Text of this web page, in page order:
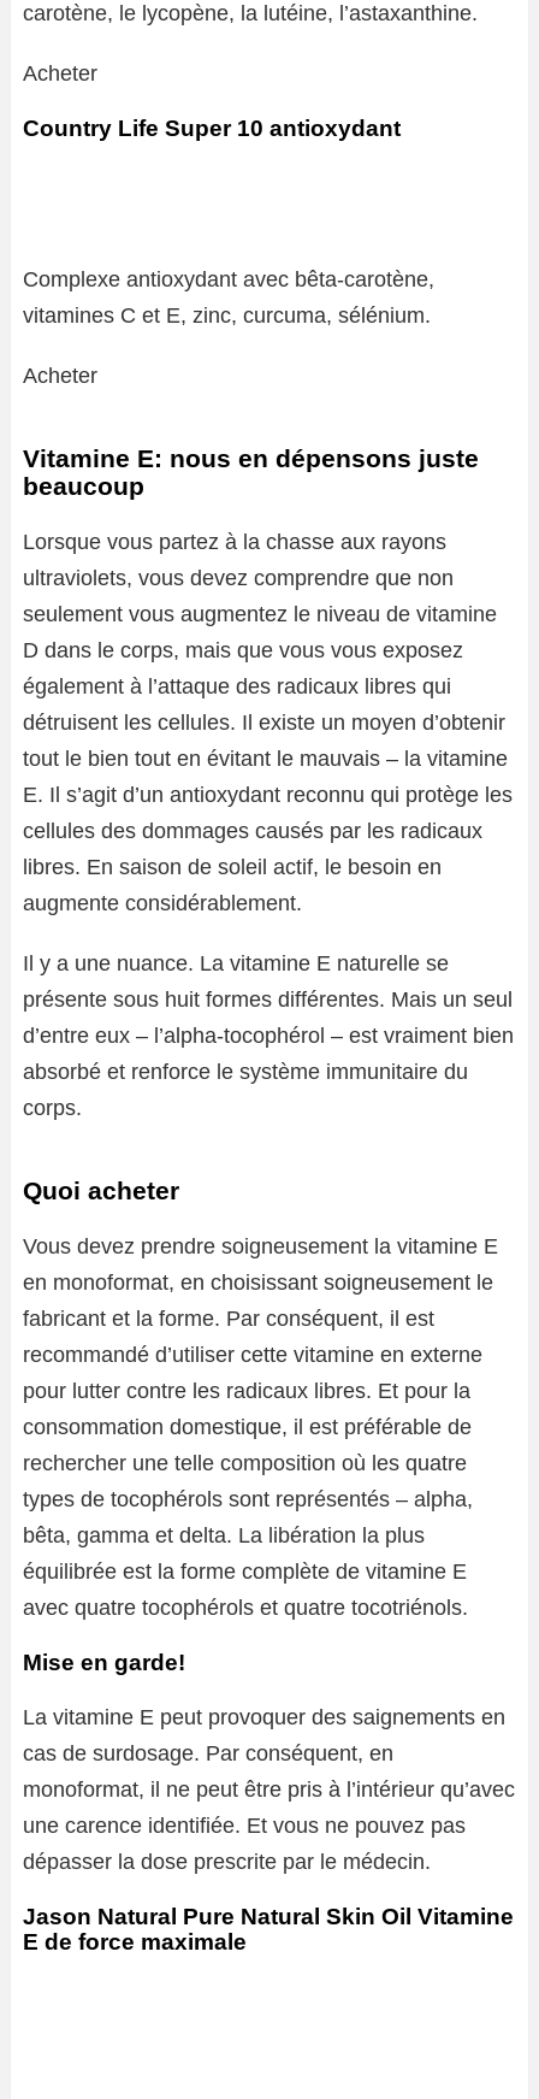
carotène, le lycopène, la lutéine, l’astaxanthine.
Acheter
Country Life Super 10 antioxydant
Complexe antioxydant avec bêta-carotène,
vitamines C et E, zinc, curcuma, sélénium.
Acheter
Vitamine E: nous en dépensons juste
beaucoup
Lorsque vous partez à la chasse aux rayons
ultraviolets, vous devez comprendre que non
seulement vous augmentez le niveau de vitamine
D dans le corps, mais que vous vous exposez
également à l’attaque des radicaux libres qui
détruisent les cellules. Il existe un moyen d’obtenir
tout le bien tout en évitant le mauvais – la vitamine
E. Il s’agit d’un antioxydant reconnu qui protège les
cellules des dommages causés par les radicaux
libres. En saison de soleil actif, le besoin en
augmente considérablement.
Il y a une nuance. La vitamine E naturelle se
présente sous huit formes différentes. Mais un seul
d’entre eux – l’alpha-tocophérol – est vraiment bien
absorbé et renforce le système immunitaire du
corps.
Quoi acheter
Vous devez prendre soigneusement la vitamine E
en monoformat, en choisissant soigneusement le
fabricant et la forme. Par conséquent, il est
recommandé d’utiliser cette vitamine en externe
pour lutter contre les radicaux libres. Et pour la
consommation domestique, il est préférable de
rechercher une telle composition où les quatre
types de tocophérols sont représentés – alpha,
bêta, gamma et delta. La libération la plus
équilibrée est la forme complète de vitamine E
avec quatre tocophérols et quatre tocotriénols.
Mise en garde!
La vitamine E peut provoquer des saignements en
cas de surdosage. Par conséquent, en
monoformat, il ne peut être pris à l’intérieur qu’avec
une carence identifiée. Et vous ne pouvez pas
dépasser la dose prescrite par le médecin.
Jason Natural Pure Natural Skin Oil Vitamine
E de force maximale